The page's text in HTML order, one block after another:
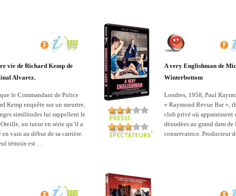
vie de Richard Kemp de
Alvarez.
le Commandant de Police
Kemp enquête sur un meurtre,
similitudes lui rappellent le
un tueur en série qu’il a
en vain au début de sa carrière.
témoin est …
A very Englishman de
Winterbottom
Londres, 1958, Paul
« Raymond Revue Bar »,
club privé où apparaissent
dénudées au grand dam de
conservatrice. Producteur